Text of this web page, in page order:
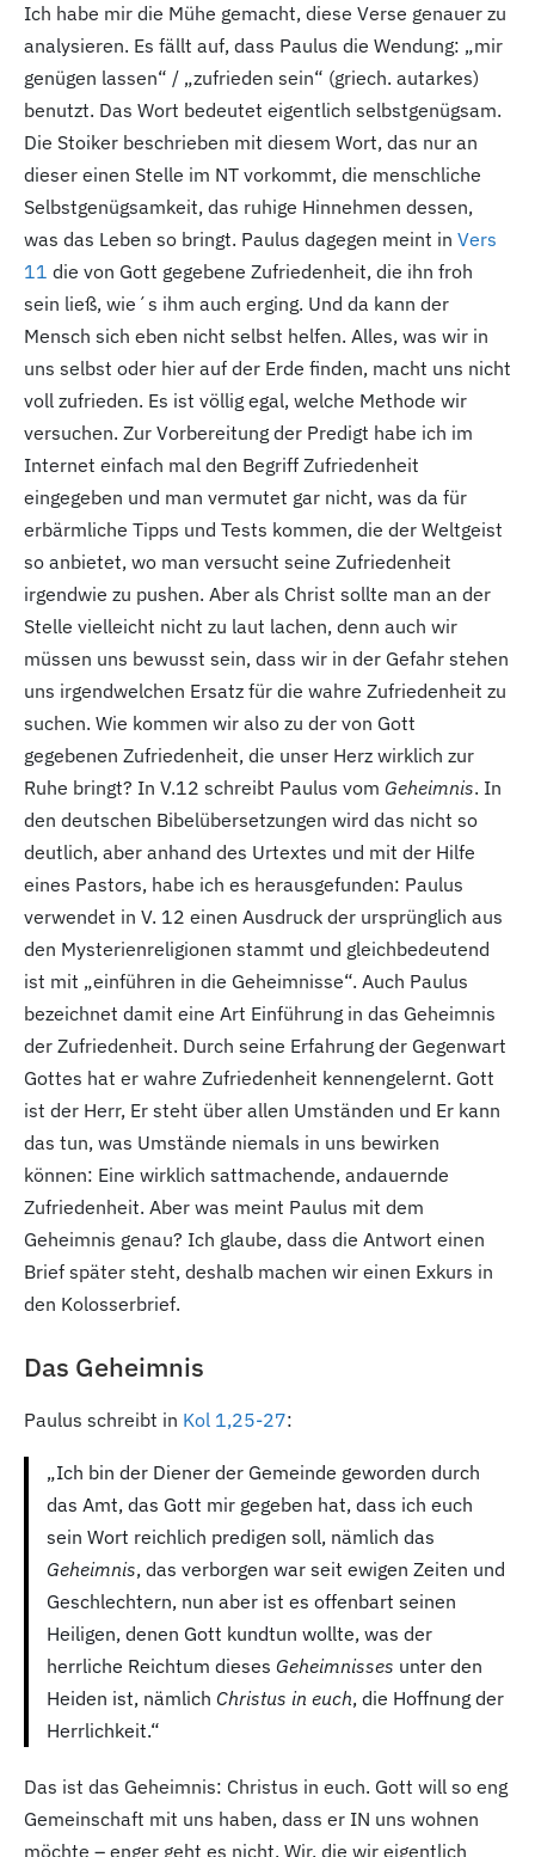
Ich habe mir die Mühe gemacht, diese Verse genauer zu
analysieren. Es fällt auf, dass Paulus die Wendung: „mir
genügen lassen“ / „zufrieden sein“ (griech. autarkes)
benutzt. Das Wort bedeutet eigentlich selbstgenügsam.
Die Stoiker beschrieben mit diesem Wort, das nur an
dieser einen Stelle im NT vorkommt, die menschliche
Selbstgenügsamkeit, das ruhige Hinnehmen dessen,
was das Leben so bringt. Paulus dagegen meint in Vers
11 die von Gott gegebene Zufriedenheit, die ihn froh
sein ließ, wie´s ihm auch erging. Und da kann der
Mensch sich eben nicht selbst helfen. Alles, was wir in
uns selbst oder hier auf der Erde finden, macht uns nicht
voll zufrieden. Es ist völlig egal, welche Methode wir
versuchen. Zur Vorbereitung der Predigt habe ich im
Internet einfach mal den Begriff Zufriedenheit
eingegeben und man vermutet gar nicht, was da für
erbärmliche Tipps und Tests kommen, die der Weltgeist
so anbietet, wo man versucht seine Zufriedenheit
irgendwie zu pushen. Aber als Christ sollte man an der
Stelle vielleicht nicht zu laut lachen, denn auch wir
müssen uns bewusst sein, dass wir in der Gefahr stehen
uns irgendwelchen Ersatz für die wahre Zufriedenheit zu
suchen. Wie kommen wir also zu der von Gott
gegebenen Zufriedenheit, die unser Herz wirklich zur
Ruhe bringt? In V.12 schreibt Paulus vom Geheimnis. In
den deutschen Bibelübersetzungen wird das nicht so
deutlich, aber anhand des Urtextes und mit der Hilfe
eines Pastors, habe ich es herausgefunden: Paulus
verwendet in V. 12 einen Ausdruck der ursprünglich aus
den Mysterienreligionen stammt und gleichbedeutend
ist mit „einführen in die Geheimnisse“. Auch Paulus
bezeichnet damit eine Art Einführung in das Geheimnis
der Zufriedenheit. Durch seine Erfahrung der Gegenwart
Gottes hat er wahre Zufriedenheit kennengelernt. Gott
ist der Herr, Er steht über allen Umständen und Er kann
das tun, was Umstände niemals in uns bewirken
können: Eine wirklich sattmachende, andauernde
Zufriedenheit. Aber was meint Paulus mit dem
Geheimnis genau? Ich glaube, dass die Antwort einen
Brief später steht, deshalb machen wir einen Exkurs in
den Kolosserbrief.
Das Geheimnis
Paulus schreibt in Kol 1,25-27:
„Ich bin der Diener der Gemeinde geworden durch
das Amt, das Gott mir gegeben hat, dass ich euch
sein Wort reichlich predigen soll, nämlich das
Geheimnis, das verborgen war seit ewigen Zeiten und
Geschlechtern, nun aber ist es offenbart seinen
Heiligen, denen Gott kundtun wollte, was der
herrliche Reichtum dieses Geheimnisses unter den
Heiden ist, nämlich Christus in euch, die Hoffnung der
Herrlichkeit.“
Das ist das Geheimnis: Christus in euch. Gott will so eng
Gemeinschaft mit uns haben, dass er IN uns wohnen
möchte – enger geht es nicht. Wir, die wir eigentlich